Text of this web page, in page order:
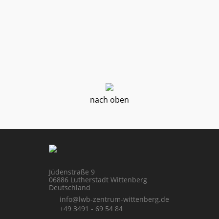
nach oben
Jüdenstraße 9
06886 Lutherstadt Wittenberg
Deutschland
info@lwb-zentrum-wittenberg.de
+49 3491 - 69 54 84